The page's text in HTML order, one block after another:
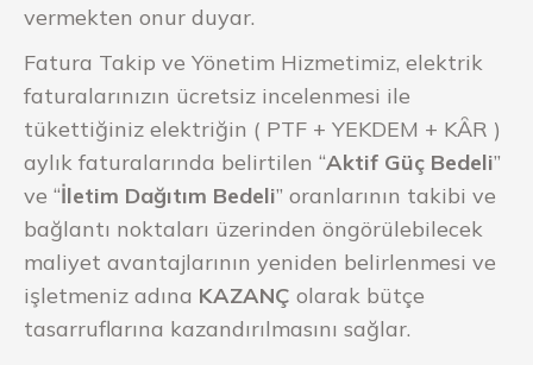
vermekten onur duyar.
Fatura Takip ve Yönetim Hizmetimiz, elektrik
faturalarınızın ücretsiz incelenmesi ile
tükettiğiniz elektriğin ( PTF + YEKDEM + KȂR )
aylık faturalarında belirtilen “Aktif Güç Bedeli”
ve “İletim Dağıtım Bedeli” oranlarının takibi ve
bağlantı noktaları üzerinden öngörülebilecek
maliyet avantajlarının yeniden belirlenmesi ve
işletmeniz adına KAZANÇ olarak bütçe
tasarruflarına kazandırılmasını sağlar.